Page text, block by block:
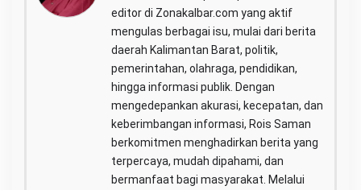
editor di Zonakalbar.com yang aktif
mengulas berbagai isu, mulai dari berita
daerah Kalimantan Barat, politik,
pemerintahan, olahraga, pendidikan,
hingga informasi publik. Dengan
mengedepankan akurasi, kecepatan, dan
keberimbangan informasi, Rois Saman
berkomitmen menghadirkan berita yang
terpercaya, mudah dipahami, dan
bermanfaat bagi masyarakat. Melalui